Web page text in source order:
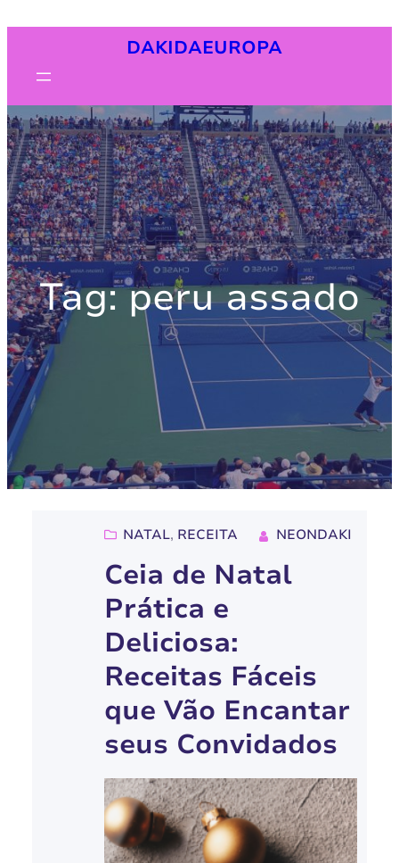
conteúdo
DAKIDAEUROPA
Tag:peru assado
NATAL, RECEITA NEONDAKI
Ceia de Natal
Prática e
Deliciosa:
Receitas Fáceis
que Vão Encantar
seus Convidados